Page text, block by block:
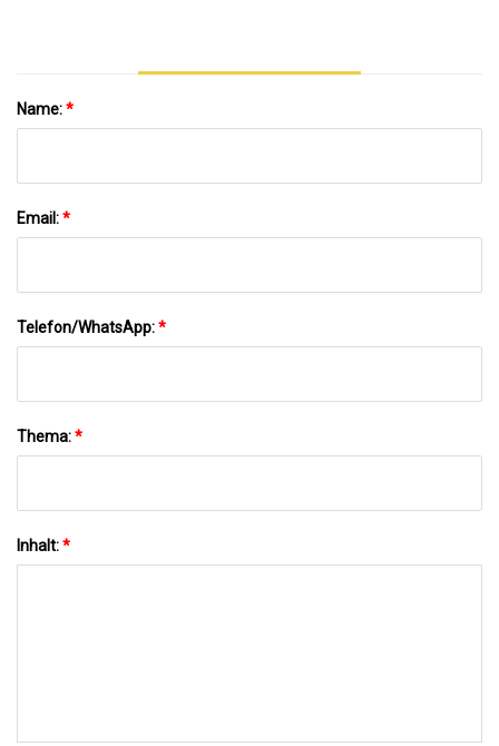
Name:*
Email:*
Telefon/WhatsApp:*
Thema:*
Inhalt:*